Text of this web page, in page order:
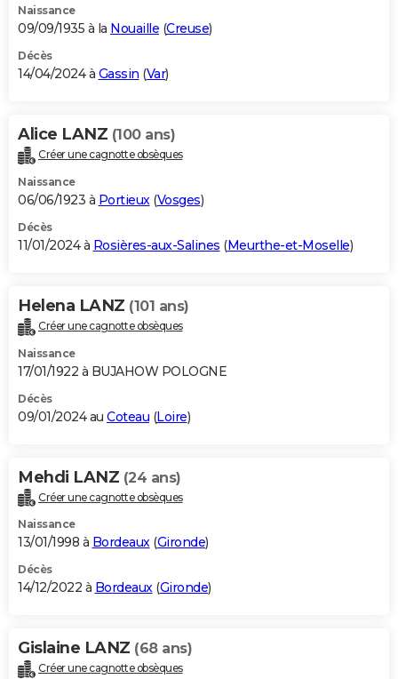
Naissance
09/09/1935 à la Nouaille (Creuse)
Décès
14/04/2024 à Gassin (Var)
Alice LANZ (100 ans)
Créer une cagnotte obsèques
Naissance
06/06/1923 à Portieux(Vosges)
Décès
11/01/2024 à Rosières-aux-Salines (Meurthe-et-Moselle)
Helena LANZ (101 ans)
Créer une cagnotte obsèques
Naissance
17/01/1922 à BUJAHOW POLOGNE
Décès
09/01/2024 au Coteau (Loire)
Mehdi LANZ (24 ans)
Créer une cagnotte obsèques
Naissance
13/01/1998 à Bordeaux(Gironde)
Décès
14/12/2022 à Bordeaux(Gironde)
Gislaine LANZ (68 ans)
Créer une cagnotte obsèques